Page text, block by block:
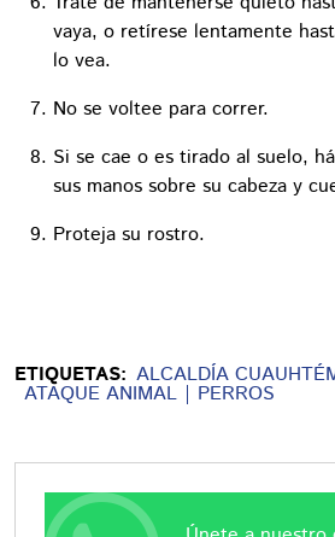
vaya, o retírese lentamente
lo vea.
No se voltee para correr.
Si se cae o es tirado al suelo,
sus manos sobre su cabeza y
Proteja su rostro.
ETIQUETAS: ALCALDÍA
ATAQUE ANIMAL PERROS